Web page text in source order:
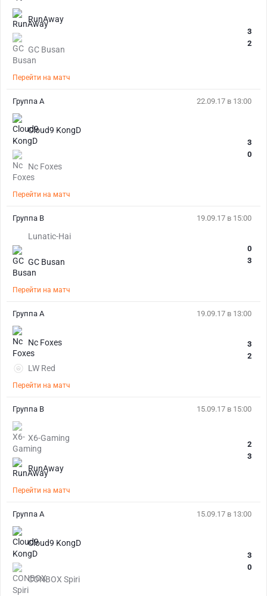
RunAway
GC Busan
3
2
Перейти на матч
22.09.17 в 13:00
Cloud9 KongD
Nc Foxes
3
0
Перейти на матч
Группа А
19.09.17 в 15:00
Lunatic-Hai
GC Busan
0
3
Перейти на матч
Группа В
19.09.17 в 13:00
Nc Foxes
LW Red
3
2
Перейти на матч
Группа А
15.09.17 в 15:00
X6-Gaming
RunAway
2
3
Перейти на матч
Группа В
15.09.17 в 13:00
Cloud9 KongD
CONBOX Spiri
3
0
Группа А